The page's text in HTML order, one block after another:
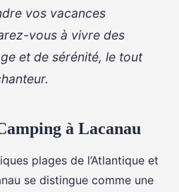
vos vacances
vous à vivre des
et de sérénité, le tout
à Lacanau
plages de l’Atlantique et
se distingue comme une